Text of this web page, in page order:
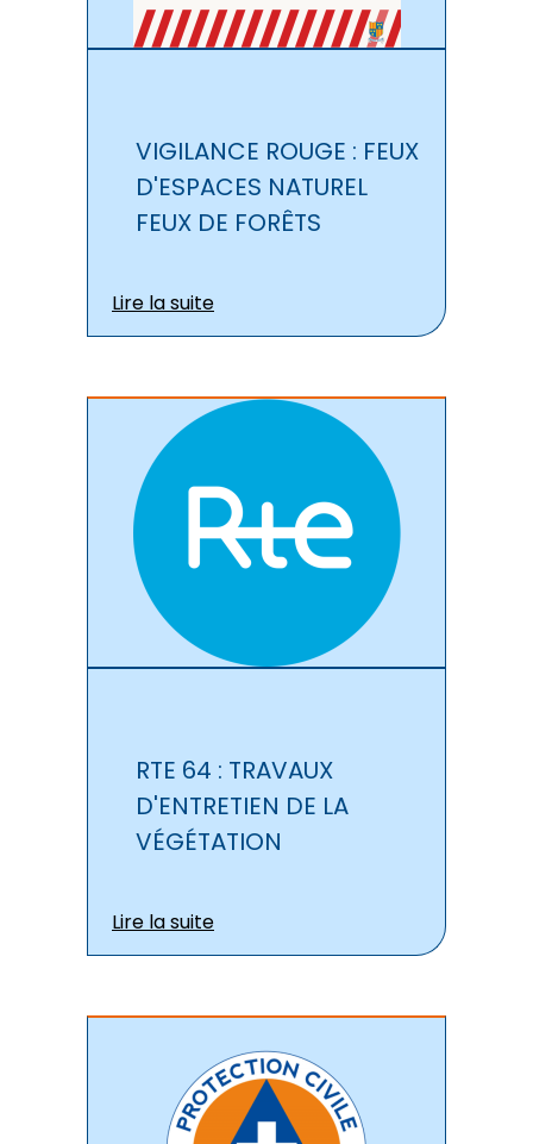
VIGILANCE ROUGE : FEUX
D'ESPACES NATUREL
FEUX DE FORÊTS
Lire la suite
RTE 64 : TRAVAUX
D'ENTRETIEN DE LA
VÉGÉTATION
Lire la suite